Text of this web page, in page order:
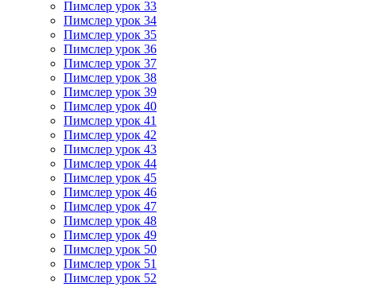
Пимслер урок 33
Пимслер урок 34
Пимслер урок 35
Пимслер урок 36
Пимслер урок 37
Пимслер урок 38
Пимслер урок 39
Пимслер урок 40
Пимслер урок 41
Пимслер урок 42
Пимслер урок 43
Пимслер урок 44
Пимслер урок 45
Пимслер урок 46
Пимслер урок 47
Пимслер урок 48
Пимслер урок 49
Пимслер урок 50
Пимслер урок 51
Пимслер урок 52